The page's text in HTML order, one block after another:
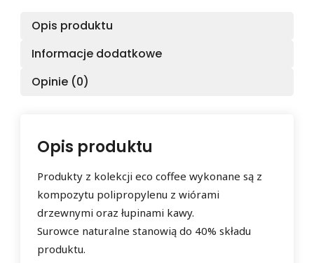
Opis produktu
Informacje dodatkowe
Opinie (0)
Opis produktu
Produkty z kolekcji eco coffee wykonane są z
kompozytu polipropylenu z wiórami
drzewnymi oraz łupinami kawy.
Surowce naturalne stanowią do 40% składu
produktu.